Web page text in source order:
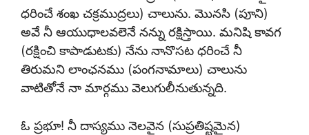
ధరించే శంఖ చక్రముద్రలు) చాలును. మొనసి (పూని)
అవే నీ ఆయుధాలవలెనే నన్ను రక్షిస్తాయి. మనిషి కావగ
(రక్షించి కాపాడుటకు) నేను నానొసట ధరించే నీ
తిరుమని లాంఛనము (పంగనామాలు) చాలును
వాటితోనే నా మార్గము వెలుగులీనుతున్నది.
ఓ ప్రభూ! నీ దాస్యము నెలవైన (సుప్రతిష్టమైన)